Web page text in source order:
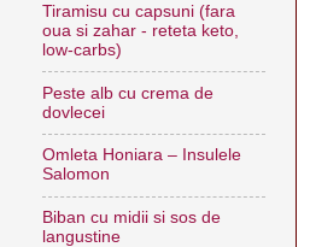
Tiramisu cu capsuni (fara
oua si zahar - reteta keto,
low-carbs)
Peste alb cu crema de
dovlecei
Omleta Honiara – Insulele
Salomon
Biban cu midii si sos de
langustine